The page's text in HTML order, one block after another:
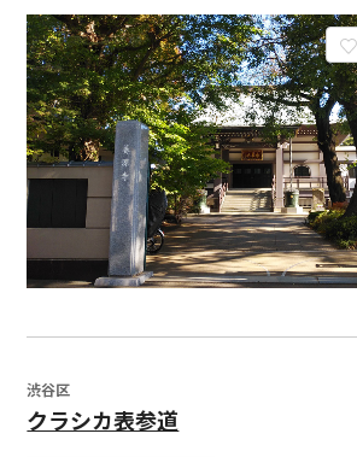
渋谷区
クラシカ表参道